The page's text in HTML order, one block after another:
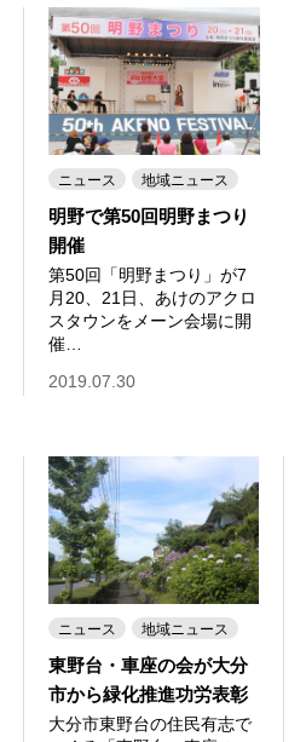
ニュース 地域ニュース
明野で第50回明野まつり
開催
第50回「明野まつり」が7
月20、21日、あけのアクロ
スタウンをメーン会場に開
催…
2019.07.30
ニュース 地域ニュース
東野台・車座の会が大分
市から緑化推進功労表彰
大分市東野台の住民有志で